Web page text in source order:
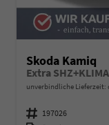
Skoda Kamiq
Extra
unverbindliche Lieferzeit:
Fahrzeugnummer 197026